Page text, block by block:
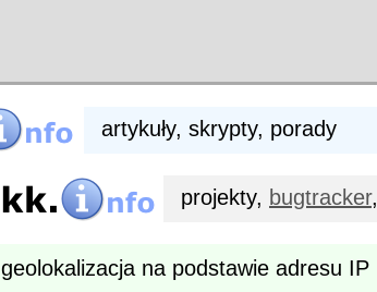
artykuły, skrypty, porady
projekty, bugtracker,
geolokalizacja na podstawie adresu IP